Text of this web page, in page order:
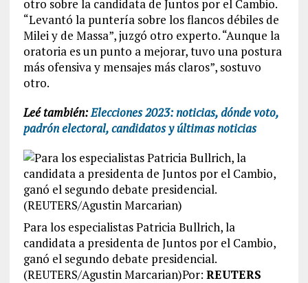
otro sobre la candidata de Juntos por el Cambio.
“Levantó la puntería sobre los flancos débiles de
Milei y de Massa”, juzgó otro experto. “Aunque la
oratoria es un punto a mejorar, tuvo una postura
más ofensiva y mensajes más claros”, sostuvo
otro.
Leé también:Elecciones 2023: noticias, dónde voto,
padrón electoral, candidatos y últimas noticias
Para los especialistas Patricia Bullrich, la
candidata a presidenta de Juntos por el Cambio,
ganó el segundo debate presidencial.
(REUTERS/Agustin Marcarian)Por: REUTERS